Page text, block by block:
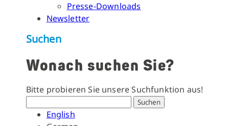
Presse-Downloads
Newsletter
Suchen
Wonach suchen Sie?
Bitte probieren Sie unsere Suchfunktion aus!
Suchen
English